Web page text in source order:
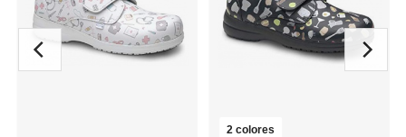
2 colores